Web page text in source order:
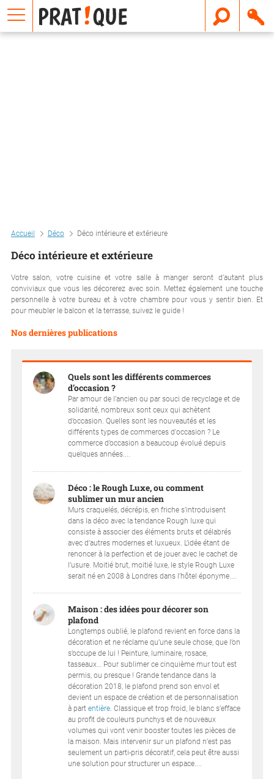
Accueil Déco Déco intérieure et extérieure
Déco intérieure et extérieure
Votre salon, votre cuisine et votre salle à manger seront d’autant plus
conviviaux que vous les décorerez avec soin. Mettez également une touche
personnelle à votre bureau et à votre chambre pour vous y sentir bien. Et
pour meubler le balcon et la terrasse, suivez le guide !
Nos dernières publications
Quels sont les différents commerces
d’occasion ?
Par amour de l’ancien ou par souci de recyclage et de
solidarité, nombreux sont ceux qui achètent
d’occasion. Quelles sont les nouveautés et les
différents types de commerces d'occasion ? Le
commerce d’occasion a beaucoup évolué depuis
quelques années....
Déco : le Rough Luxe, ou comment
sublimer un mur ancien
Murs craquelés, décrépis, en friche s’introduisent
dans la déco avec la tendance Rough luxe qui
consiste à associer des éléments bruts et délabrés
avec d’autres modernes et luxueux. L’idée étant de
renoncer à la perfection et de jouer avec le cachet de
l’usure. Moitié brut, moitié luxe, le style Rough Luxe
serait né en 2008 à Londres dans l’hôtel éponyme....
Maison : des idées pour décorer son
plafond
Longtemps oublié, le plafond revient en force dans la
décoration et ne réclame qu’une seule chose, que l’on
s’occupe de lui ! Peinture, luminaire, rosace,
tasseaux… Pour sublimer ce cinquième mur tout est
permis, ou presque ! Grande tendance dans la
décoration 2018, le plafond prend son envol et
devient un espace de création et de personnalisation
à partentière . Classique et trop froid, le blanc s’efface
au profit de couleurs punchys et de nouveaux
volumes qui vont venir booster toutes les pièces de
la maison. Mais intervenir sur un plafond n’est pas
seulement un parti-pris décoratif, cela peut être aussi
une solution pour structurer un espace....
E
m
a